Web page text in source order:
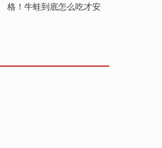
格！牛蛙到底怎么吃才安